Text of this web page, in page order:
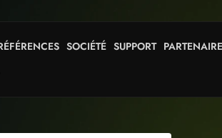
SOCIÉTÉ SUPPORT